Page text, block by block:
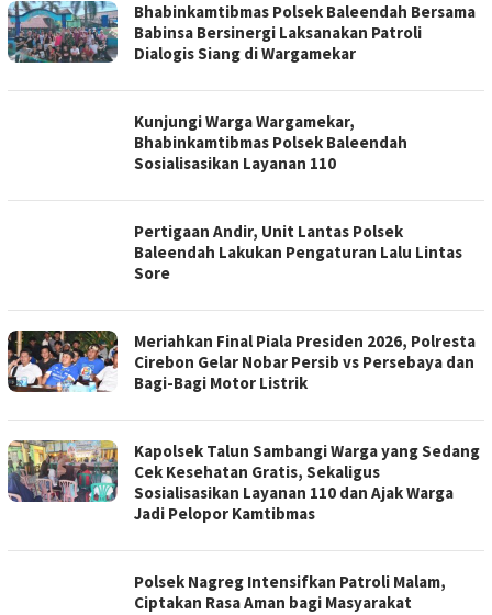
Bhabinkamtibmas Polsek Baleendah Bersama
Babinsa Bersinergi Laksanakan Patroli
Dialogis Siang di Wargamekar
Kunjungi Warga Wargamekar,
Bhabinkamtibmas Polsek Baleendah
Sosialisasikan Layanan 110
Pertigaan Andir, Unit Lantas Polsek
Baleendah Lakukan Pengaturan Lalu Lintas
Sore
Meriahkan Final Piala Presiden 2026, Polresta
Cirebon Gelar Nobar Persib vs Persebaya dan
Bagi-Bagi Motor Listrik
Kapolsek Talun Sambangi Warga yang Sedang
Cek Kesehatan Gratis, Sekaligus
Sosialisasikan Layanan 110 dan Ajak Warga
Jadi Pelopor Kamtibmas
Polsek Nagreg Intensifkan Patroli Malam,
Ciptakan Rasa Aman bagi Masyarakat